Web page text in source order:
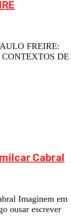
FREIRE:
DE
Cabral
Imaginem em
ousar escrever